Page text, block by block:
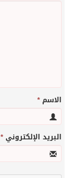
الاسم*
البريد الإلكتروني*